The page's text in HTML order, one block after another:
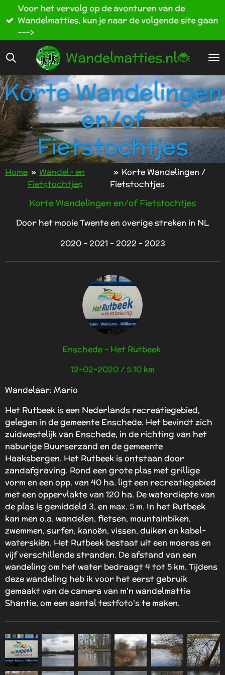
direct
naar
hoofdinhoud
Wandelmatties.nl🐞
Voor het vervolg op de avonturen van de
Wandelmatties, kun je naar de volgende site gaan
--->
Korte Wandelingen
en/of
Fietstochtjes
Home » Wandel- en
Fietstochtjes
» Korte Wandelingen /
Fietstochtjes
Korte Wandelingen en/of Fietstochtjes
Door het mooie Twente en overige streken in NL
2020 - 2021 - 2022 - 2023
Enschede - Het Rutbeek
12-02-2020 / 5.10 km
Wandelaar: Mario
Het Rutbeek is een Nederlands recreatiegebied,
gelegen in de gemeente Enschede. Het bevindt zich
zuidwestelijk van Enschede, in de richting van het
naburige Buurserzand en de gemeente
Haaksbergen. Het Rutbeek is ontstaan door
zandafgraving. Rond een grote plas met grillige
vorm en een opp. van 40 ha. ligt een recreatiegebied
met een oppervlakte van 120 ha. De waterdiepte van
de plas is gemiddeld 3, en max. 5 m. In het Rutbeek
kan men o.a. wandelen, fietsen, mountainbiken,
zwemmen, surfen, kanoën, vissen, duiken en kabel-
waterskiën. Het Rutbeek bestaat uit een moeras en
vijf verschillende stranden. De afstand van een
wandeling om het water bedraagt 4 tot 5 km. Tijdens
deze wandeling heb ik voor het eerst gebruik
gemaakt van de camera van m'n wandelmattie
Shantie, om een aantal testfoto's te maken.